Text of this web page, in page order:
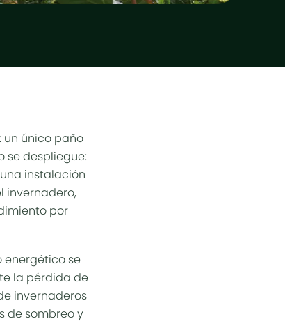
un único paño
se despliegue:
instalación
invernadero,
por
energético se
la pérdida de
invernaderos
de sombreo y